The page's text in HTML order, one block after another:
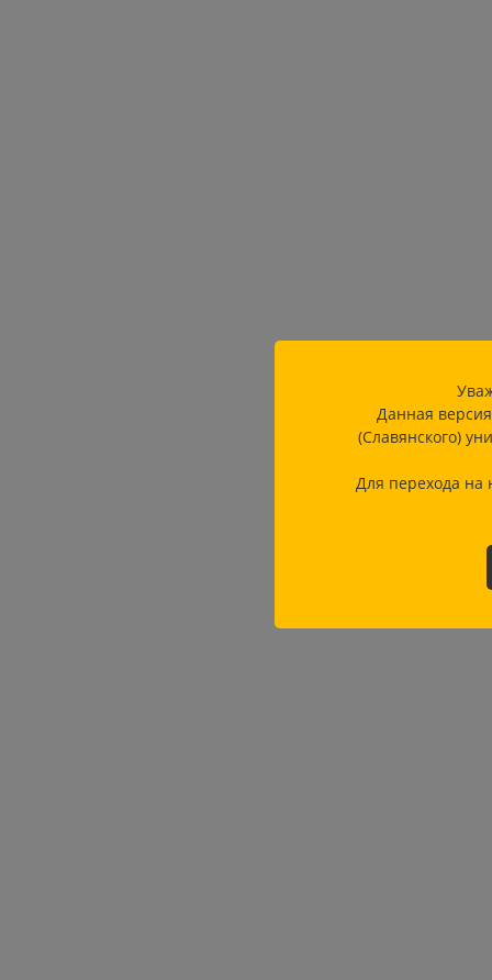
Данная
(Славянского)
Для перехода на